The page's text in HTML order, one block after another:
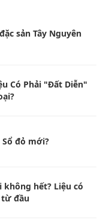
sản Tây Nguyên
Có Phải "Đất Diễn"
đỏ mới?
hết? Liệu có
từ đầu